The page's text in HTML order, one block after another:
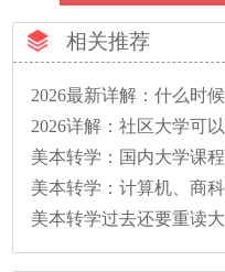
相关推荐
2026最新详解：什么时
2026详解：社区大学可
美本转学：计算机、商
美本转学过去还要重读